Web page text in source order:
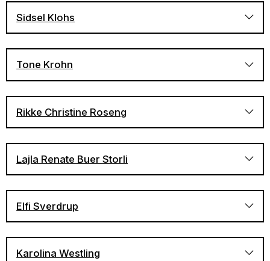
Se Norsk senter for folkemusikk og folkedans'
dokumentasjon av springdansen fra Vestfold
Albumet Lyden av Vestfold hos Nasjonalbiblioteket
Sidsel Klohs
Tone Krohn
Albumet Lyden av Vestfold hos Nasjonalbiblioteket
Rikke Christine Roseng
Lajla Renate Buer Storli
Elfi Sverdrup
Karolina Westling